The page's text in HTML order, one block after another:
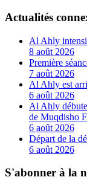
Actualités
Al Ahly
8 août 2026
Première
7 août 2026
Al Ahly est
6 août 2026
Al Ahly
de Muqdisho
6 août 2026
Départ de la
6 août 2026
S'abonner à la